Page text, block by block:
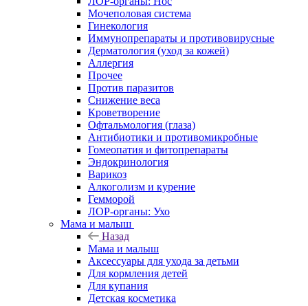
Мочеполовая система
Гинекология
Иммунопрепараты и противовирусные
Дерматология (уход за кожей)
Аллергия
Прочее
Против паразитов
Снижение веса
Кроветворение
Офтальмология (глаза)
Антибиотики и противомикробные
Гомеопатия и фитопрепараты
Эндокринология
Варикоз
Алкоголизм и курение
Гемморой
ЛОР-органы: Ухо
Мама и малыш
Назад
Мама и малыш
Аксессуары для ухода за детьми
Для кормления детей
Для купания
Детская косметика